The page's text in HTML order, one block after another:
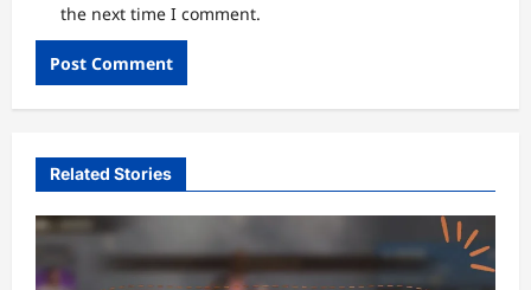
the next time I comment.
Related Stories